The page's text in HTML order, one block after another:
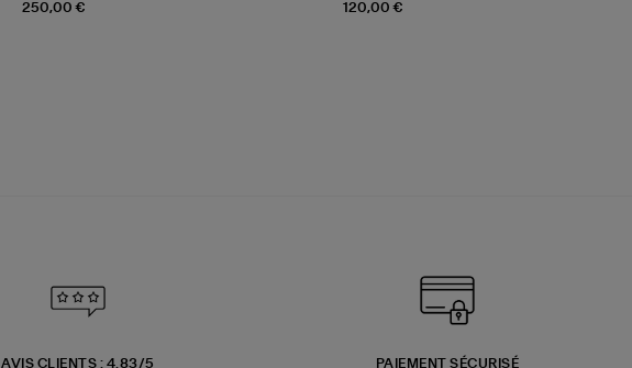
250,00 €
120,00 €
AVIS CLIENTS : 4.83/5
PAIEMENT SÉCURISÉ